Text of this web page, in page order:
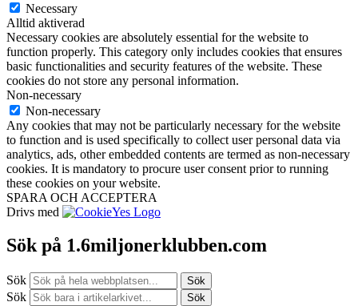
Necessary
Alltid aktiverad
Necessary cookies are absolutely essential for the website to
function properly. This category only includes cookies that ensures
basic functionalities and security features of the website. These
cookies do not store any personal information.
Non-necessary
Non-necessary
Any cookies that may not be particularly necessary for the website
to function and is used specifically to collect user personal data via
analytics, ads, other embedded contents are termed as non-necessary
cookies. It is mandatory to procure user consent prior to running
these cookies on your website.
SPARA OCH ACCEPTERA
Drivs med
Sök på 1.6miljonerklubben.com
Sök Sök
Sök Sök